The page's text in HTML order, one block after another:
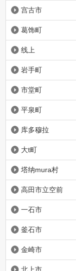
宫古市
葛饰町
线上
岩手町
市堂町
平泉町
库多穆拉
大t町
塔纳mura村
高田市立空前
一石市
釜石市
金崎市